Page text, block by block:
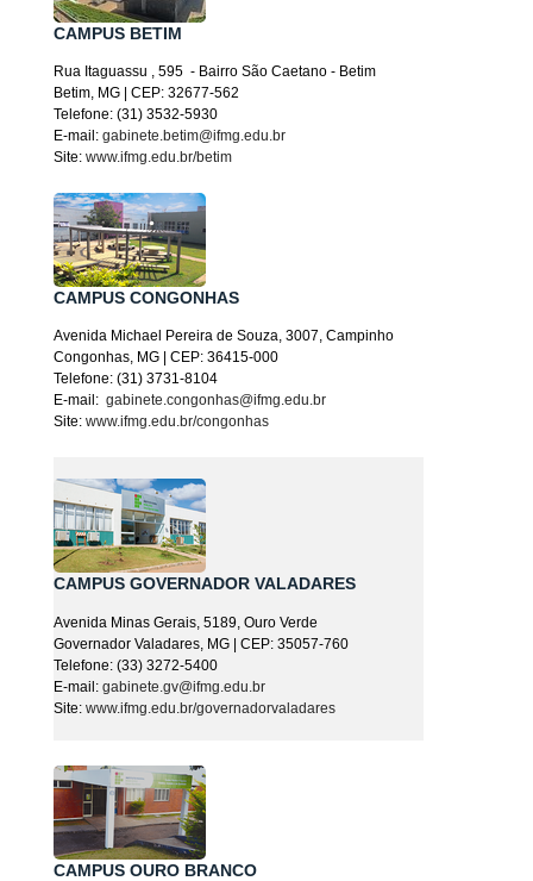
CAMPUS BETIM
Rua Itaguassu , 595 - Bairro São Caetano - Betim
Betim, MG | CEP: 32677-562
Telefone: (31) 3532-5930
E-mail: gabinete.betim@ifmg.edu.br
Site: www.ifmg.edu.br/betim
CAMPUS CONGONHAS
Avenida Michael Pereira de Souza, 3007, Campinho
Congonhas, MG | CEP: 36415-000
Telefone: (31) 3731-8104
E-mail: gabinete.congonhas@ifmg.edu.br
Site: www.ifmg.edu.br/congonhas
CAMPUS GOVERNADOR VALADARES
Avenida Minas Gerais, 5189, Ouro Verde
Governador Valadares, MG | CEP: 35057-760
Telefone: (33) 3272-5400
E-mail: gabinete.gv@ifmg.edu.br
Site: www.ifmg.edu.br/governadorvaladares
CAMPUS OURO BRANCO